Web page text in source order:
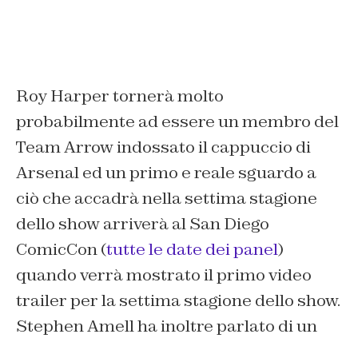
Roy Harper tornerà molto
probabilmente ad essere un membro del
Team Arrow indossato il cappuccio di
Arsenal ed un primo e reale sguardo a
ciò che accadrà nella settima stagione
dello show arriverà al San Diego
ComicCon (tutte le date dei panel)
quando verrà mostrato il primo video
trailer per la settima stagione dello show.
Stephen Amell ha inoltre parlato di un